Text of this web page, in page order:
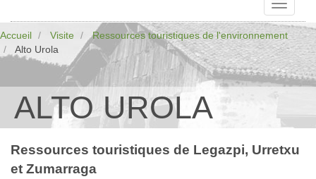
Toggle
Accueil Visite
Ressources touristiques de l'environnement
Alto Urola
ALTO UROLA
Ressources touristiques de Legazpi, Urretxu
et Zumarraga